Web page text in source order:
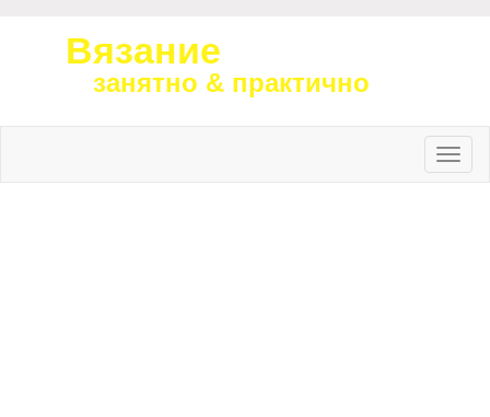
Вязание
занятно & практично
Toggle